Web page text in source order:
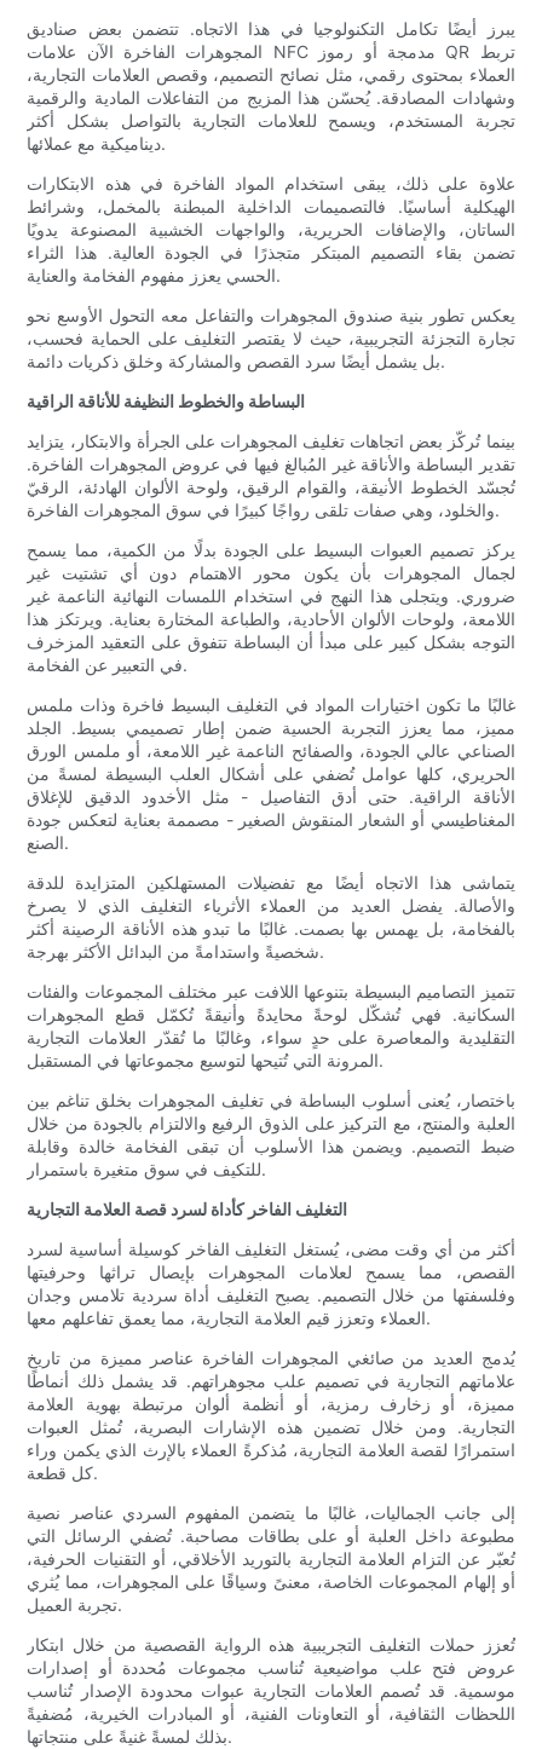
يبرز أيضًا تكامل التكنولوجيا في هذا الاتجاه. تتضمن بعض صناديق
المجوهرات الفاخرة الآن علامات NFC مدمجة أو رموز QR تربط
العملاء بمحتوى رقمي، مثل نصائح التصميم، وقصص العلامات التجارية،
وشهادات المصادقة. يُحسّن هذا المزيج من التفاعلات المادية والرقمية
تجربة المستخدم، ويسمح للعلامات التجارية بالتواصل بشكل أكثر
ديناميكية مع عملائها.
علاوة على ذلك، يبقى استخدام المواد الفاخرة في هذه الابتكارات
الهيكلية أساسيًا. فالتصميمات الداخلية المبطنة بالمخمل، وشرائط
الساتان، والإضافات الحريرية، والواجهات الخشبية المصنوعة يدويًا
تضمن بقاء التصميم المبتكر متجذرًا في الجودة العالية. هذا الثراء
الحسي يعزز مفهوم الفخامة والعناية.
يعكس تطور بنية صندوق المجوهرات والتفاعل معه التحول الأوسع نحو
تجارة التجزئة التجريبية، حيث لا يقتصر التغليف على الحماية فحسب،
بل يشمل أيضًا سرد القصص والمشاركة وخلق ذكريات دائمة.
البساطة والخطوط النظيفة للأناقة الراقية
بينما تُركّز بعض اتجاهات تغليف المجوهرات على الجرأة والابتكار، يتزايد
تقدير البساطة والأناقة غير المُبالغ فيها في عروض المجوهرات الفاخرة.
تُجسّد الخطوط الأنيقة، والقوام الرقيق، ولوحة الألوان الهادئة، الرقيّ
والخلود، وهي صفات تلقى رواجًا كبيرًا في سوق المجوهرات الفاخرة.
يركز تصميم العبوات البسيط على الجودة بدلًا من الكمية، مما يسمح
لجمال المجوهرات بأن يكون محور الاهتمام دون أي تشتيت غير
ضروري. ويتجلى هذا النهج في استخدام اللمسات النهائية الناعمة غير
اللامعة، ولوحات الألوان الأحادية، والطباعة المختارة بعناية. ويرتكز هذا
التوجه بشكل كبير على مبدأ أن البساطة تتفوق على التعقيد المزخرف
في التعبير عن الفخامة.
غالبًا ما تكون اختيارات المواد في التغليف البسيط فاخرة وذات ملمس
مميز، مما يعزز التجربة الحسية ضمن إطار تصميمي بسيط. الجلد
الصناعي عالي الجودة، والصفائح الناعمة غير اللامعة، أو ملمس الورق
الحريري، كلها عوامل تُضفي على أشكال العلب البسيطة لمسةً من
الأناقة الراقية. حتى أدق التفاصيل - مثل الأخدود الدقيق للإغلاق
المغناطيسي أو الشعار المنقوش الصغير - مصممة بعناية لتعكس جودة
الصنع.
يتماشى هذا الاتجاه أيضًا مع تفضيلات المستهلكين المتزايدة للدقة
والأصالة. يفضل العديد من العملاء الأثرياء التغليف الذي لا يصرخ
بالفخامة، بل يهمس بها بصمت. غالبًا ما تبدو هذه الأناقة الرصينة أكثر
شخصيةً واستدامةً من البدائل الأكثر بهرجة.
تتميز التصاميم البسيطة بتنوعها اللافت عبر مختلف المجموعات والفئات
السكانية. فهي تُشكّل لوحةً محايدةً وأنيقةً تُكمّل قطع المجوهرات
التقليدية والمعاصرة على حدٍ سواء، وغالبًا ما تُقدّر العلامات التجارية
المرونة التي تُتيحها لتوسيع مجموعاتها في المستقبل.
باختصار، يُعنى أسلوب البساطة في تغليف المجوهرات بخلق تناغم بين
العلبة والمنتج، مع التركيز على الذوق الرفيع والالتزام بالجودة من خلال
ضبط التصميم. ويضمن هذا الأسلوب أن تبقى الفخامة خالدة وقابلة
للتكيف في سوق متغيرة باستمرار.
التغليف الفاخر كأداة لسرد قصة العلامة التجارية
أكثر من أي وقت مضى، يُستغل التغليف الفاخر كوسيلة أساسية لسرد
القصص، مما يسمح لعلامات المجوهرات بإيصال تراثها وحرفيتها
وفلسفتها من خلال التصميم. يصبح التغليف أداة سردية تلامس وجدان
العملاء وتعزز قيم العلامة التجارية، مما يعمق تفاعلهم معها.
يُدمج العديد من صائغي المجوهرات الفاخرة عناصر مميزة من تاريخ
علاماتهم التجارية في تصميم علب مجوهراتهم. قد يشمل ذلك أنماطًا
مميزة، أو زخارف رمزية، أو أنظمة ألوان مرتبطة بهوية العلامة
التجارية. ومن خلال تضمين هذه الإشارات البصرية، تُمثل العبوات
استمرارًا لقصة العلامة التجارية، مُذكرةً العملاء بالإرث الذي يكمن وراء
كل قطعة.
إلى جانب الجماليات، غالبًا ما يتضمن المفهوم السردي عناصر نصية
مطبوعة داخل العلبة أو على بطاقات مصاحبة. تُضفي الرسائل التي
تُعبّر عن التزام العلامة التجارية بالتوريد الأخلاقي، أو التقنيات الحرفية،
أو إلهام المجموعات الخاصة، معنىً وسياقًا على المجوهرات، مما يُثري
تجربة العميل.
تُعزز حملات التغليف التجريبية هذه الرواية القصصية من خلال ابتكار
عروض فتح علب مواضيعية تُناسب مجموعات مُحددة أو إصدارات
موسمية. قد تُصمم العلامات التجارية عبوات محدودة الإصدار تُناسب
اللحظات الثقافية، أو التعاونات الفنية، أو المبادرات الخيرية، مُضفيةً
بذلك لمسةً غنيةً على منتجاتها.